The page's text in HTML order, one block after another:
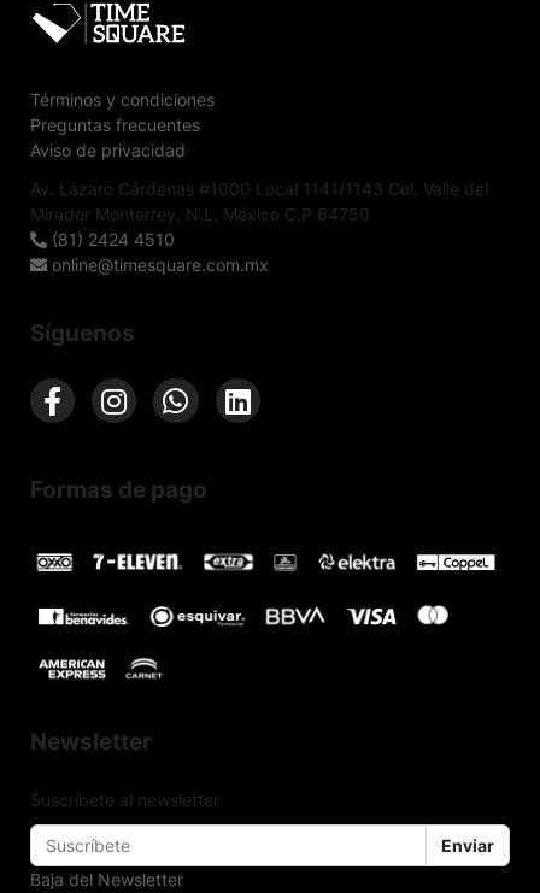
Términos y condiciones
Preguntas frecuentes
Aviso de privacidad
Av. Lázaro Cárdenas #1000 Local 1141/1143 Col. Valle del
Mirador Monterrey, N.L. México C.P 64750
(81) 2424 4510
online@timesquare.com.mx
Síguenos
Formas de pago
Newsletter
Suscríbete al newsletter
Enviar
Baja del Newsletter